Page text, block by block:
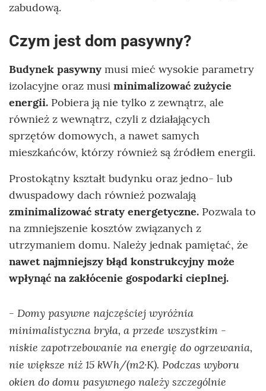
zabudową.
Czym jest dom pasywny?
Budynek pasywny musi mieć wysokie parametry
izolacyjne oraz musi minimalizować zużycie
energii. Pobiera ją nie tylko z zewnątrz, ale
również z wewnątrz, czyli z działających
sprzętów domowych, a nawet samych
mieszkańców, którzy również są źródłem energii.
Prostokątny kształt budynku oraz jedno- lub
dwuspadowy dach również pozwalają
zminimalizować straty energetyczne. Pozwala to
na zmniejszenie kosztów związanych z
utrzymaniem domu. Należy jednak pamiętać, że
nawet najmniejszy błąd konstrukcyjny może
wpłynąć na zakłócenie gospodarki cieplnej.
- Domy pasywne najczęściej wyróżnia
minimalistyczna bryła, a przede wszystkim -
niskie zapotrzebowanie na energię do ogrzewania,
nie większe niż 15 kWh/(m2·K). Podczas wyboru
okien do domu pasywnego należy szczególnie